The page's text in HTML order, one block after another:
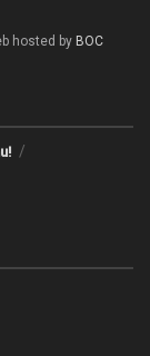
hosted by BOC